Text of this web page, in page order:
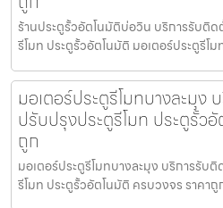
ร้านประตูรั้วอัตโนมัติบ่อวิน บริการรับติด
รีโมท ประตูรั้วอัตโนมัติ มอเตอร์ประตูรีโม
มอเตอร์ประตูรีโมทบางละมุง
ปรับปรุงประตูรีโมท ประตูรั้ว
ถูก
มอเตอร์ประตูรีโมทบางละมุง บริการรับ
รีโมท ประตูรั้วอัตโนมัติ ครบวงจร ราคา